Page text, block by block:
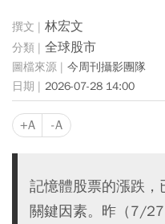
林宏文
全球股市
今周刊攝影團隊
2026-07-28 14:00
+A -A
記憶體股票的漲跌
關鍵因素。昨（7/